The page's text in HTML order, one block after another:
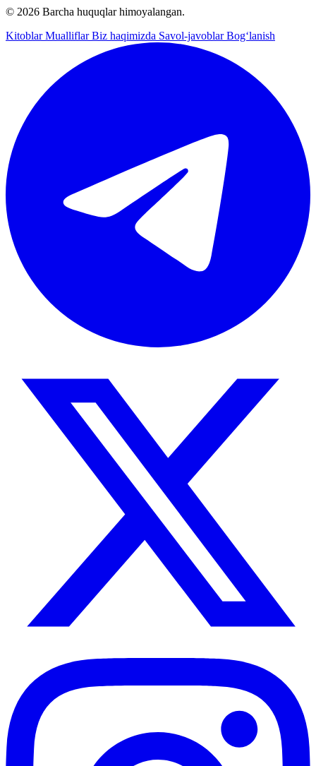
© 2026 Barcha huquqlar himoyalangan.
KitoblarMualliflarBiz haqimizda Savol-javoblarBog‘lanish